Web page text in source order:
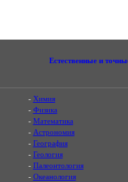
Естественные и
- Химия
- Физика
- Математика
- Астрономия
- География
- Геология
- Палеонтология
- Океанология